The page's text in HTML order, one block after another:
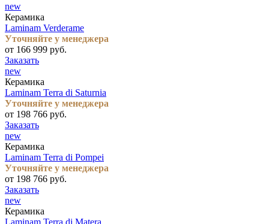
new
Керамика
Laminam Verderame
Уточняйте у менеджера
от 166 999 руб.
Заказать
new
Керамика
Laminam Terra di Saturnia
Уточняйте у менеджера
от 198 766 руб.
Заказать
new
Керамика
Laminam Terra di Pompei
Уточняйте у менеджера
от 198 766 руб.
Заказать
new
Керамика
Laminam Terra di Matera